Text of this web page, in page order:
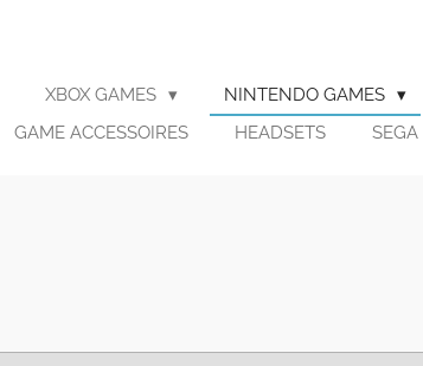
XBOX GAMES NINTENDO GAMES
GAME ACCESSOIRES HEADSETS SEGA